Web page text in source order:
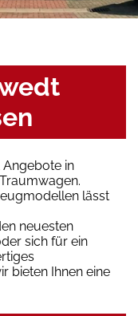
Angebote in
lässt
neuesten
sich für ein
bieten Ihnen eine